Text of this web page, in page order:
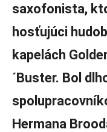
saxofonista,
hosťujúci
kapelách
´Buster. Bol
Hermana